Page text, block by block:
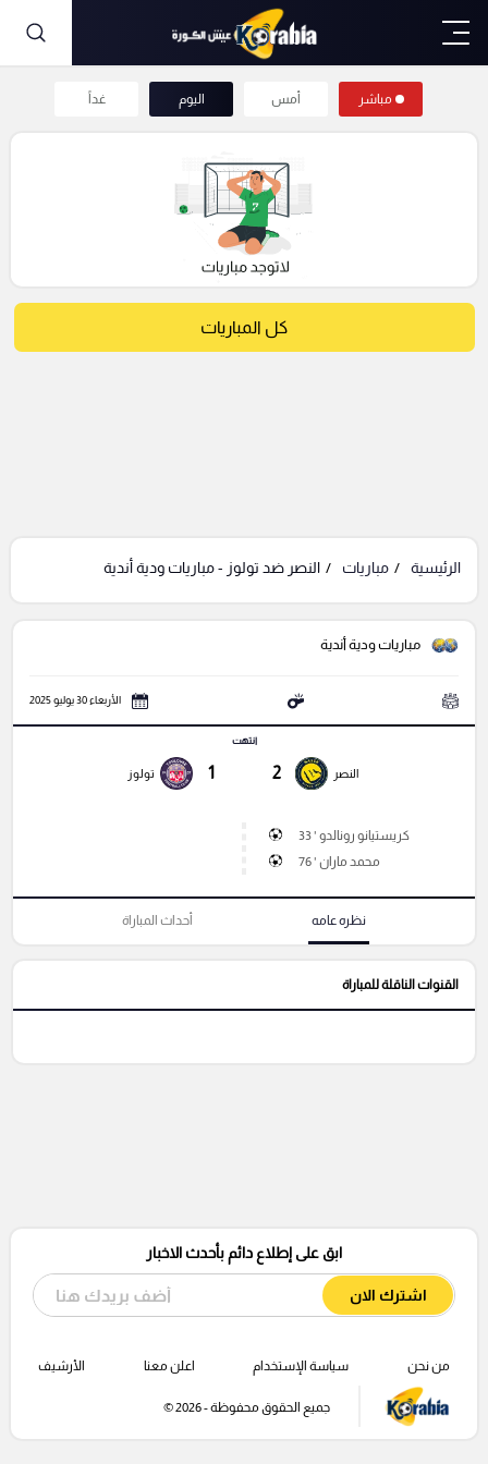
مباشر أمس اليوم غداً
كل المباريات
الرئيسية مباريات النصر ضد تولوز - مباريات ودية أندية
مباريات ودية أندية
الأربعاء 30 يوليو 2025
النصر 2
انتهت
1 تولوز
كريستيانو رونالدو ' 33
محمد ماران ' 76
نظره عامه أحداث المباراة
القنوات الناقلة للمباراة
ابق على إطلاع دائم بأحدث الاخبار
اشترك الان
من نحن سياسة الإستخدام اعلن معنا الأرشيف
جميع الحقوق محفوظة - 2026 ©